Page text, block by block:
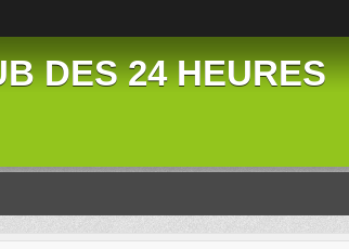
DES 24 HEURES